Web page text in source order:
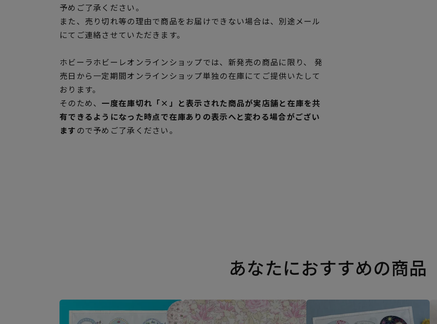
予めご了承ください。
また、売り切れ等の理由で商品をお届けできない場合は、別途メール
にてご連絡させていただきます。
ホビーラホビーレオンラインショップでは、新発売の商品に限り、 発
売日から一定期間オンラインショップ単独の在庫にてご提供いたして
おります。
そのため、 一度在庫切れ「×」と表示された商品が実店舗と在庫を共
有できるようになった時点で在庫ありの表示へと変わる場合がござい
ます ので予めご了承ください。
あなたにおすすめの商品